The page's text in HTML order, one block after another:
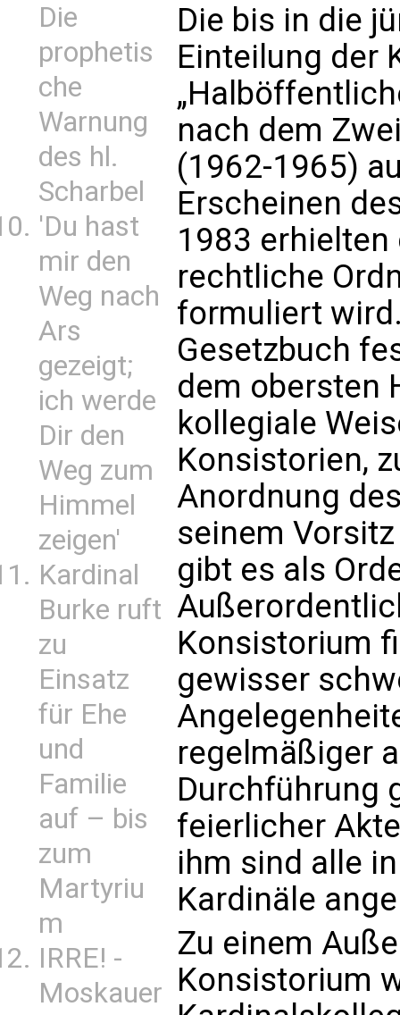
Die
prophetis
che
Warnung
des hl.
Scharbel
'Du hast
mir den
Weg nach
Ars
gezeigt;
ich werde
Dir den
Weg zum
Himmel
zeigen'
Kardinal
Burke ruft
zu
Einsatz
für Ehe
und
Familie
auf – bis
zum
Martyriu
m
IRRE! -
Moskauer
Die bis in die
Einteilung der
nach dem
(1962-1965)
Erscheinen
1983
rechtliche
formuliert
Gesetzbuch
dem obersten
kollegiale
Konsistorien,
Anordnung
seinem
gibt es als
Konsistorium
gewisser
regelmäßiger
Durchführung
feierlicher
ihm sind alle
Kardinäle
Zu einem
Konsistorium